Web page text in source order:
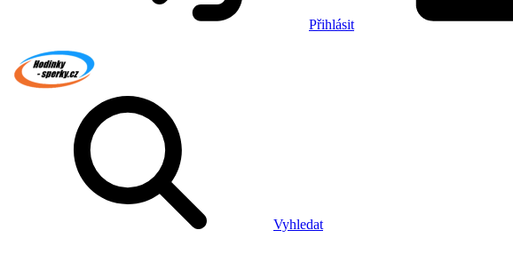
Přihlásit
Vyhledat